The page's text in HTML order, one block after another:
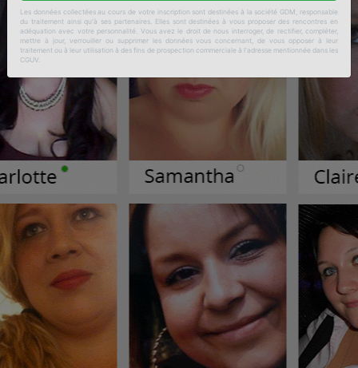
Les données collectées au cours de votre inscription sont destinées à la société GDM, responsable
du traitement ainsi qu'à ses partenaires. Elles sont destinées à vous proposer des rencontres en
adéquation avec votre personnalité. Vous avez le droit de nous interroger, de rectifier, compléter,
mettre à jour, verrouiller ou supprimer les données vous concernant, de vous opposer à leur
traitement ou à leur utilisation à des fins de prospection commerciale à l'adresse mentionnée dans les
CGUV.